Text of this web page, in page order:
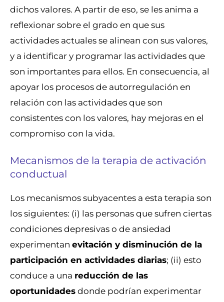
dichos valores. A partir de eso, se les anima a
reflexionar sobre el grado en que sus
actividades actuales se alinean con sus valores,
y a identificar y programar las actividades que
son importantes para ellos. En consecuencia, al
apoyar los procesos de autorregulación en
relación con las actividades que son
consistentes con los valores, hay mejoras en el
compromiso con la vida.
Mecanismos de la terapia de activación
conductual
Los mecanismos subyacentes a esta terapia son
los siguientes: (i) las personas que sufren ciertas
condiciones depresivas o de ansiedad
experimentan evitación y disminución de la
participación en actividades diarias; (ii) esto
conduce a una reducción de las
oportunidadesdonde podrían experimentar